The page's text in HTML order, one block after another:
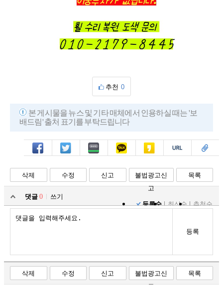
추천 0
본 게시물을 뉴스 및 기타 매체에서 인용하실 때는 '보
배드림' 출처 표기를 부탁드립니다
페북 트윗 밴드 카톡 카스 복사 스크랩
삭제 수정 신고
불법광고신
고
목록
댓글 0
쓰기
등록순
최신순 추천순
등록
삭제 수정 신고
불법광고신
고
목록